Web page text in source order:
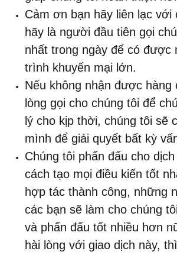
Cảm ơn bạn hãy liên lạc với
hãy là người đầu tiên gọi
nhất trong ngày để có được
trình khuyến mại lớn.
Nếu không nhận được hàng
lòng gọi cho chúng tôi để
lý cho kịp thời, chúng tôi sẽ
mình để giải quyết bất kỳ
Chúng tôi phấn đấu cho
cách tạo mọi điều kiến tốt
hợp tác thành công, những
các bạn sẽ làm cho chúng
và phấn đấu tốt nhiều hơn
hài lòng với giao dịch này,